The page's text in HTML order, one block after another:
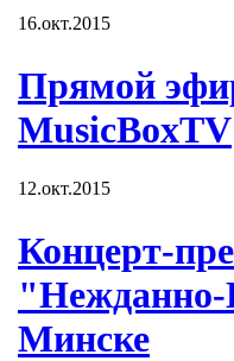
16.окт.2015
Прямой
MusicBoxTV
12.окт.2015
Концерт-
"Нежданно-
Минске